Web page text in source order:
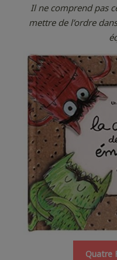
Il ne comprend pas
mettre de l’ordre
Quatre